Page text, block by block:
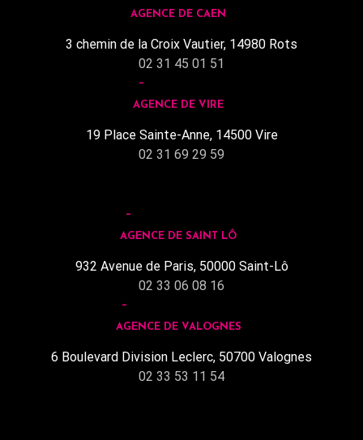
AGENCE DE CAEN
3 chemin de la Croix Vautier, 14980 Rots
02 31 45 01 51
AGENCE DE VIRE
19 Place Sainte-Anne, 14500 Vire
02 31 69 29 59
AGENCE DE SAINT LÔ
932 Avenue de Paris, 50000 Saint-Lô
02 33 06 08 16
AGENCE DE VALOGNES
6 Boulevard Division Leclerc, 50700 Valognes
02 33 53 11 54